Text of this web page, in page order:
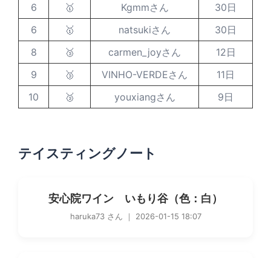
6
🥇 Kgmmさん
30日
6
🥇 natsukiさん
30日
8
🥉 carmen_joyさん
12日
9
🥉 VINHO-VERDEさん
11日
10
🥉 youxiangさん 9日
テイスティングノート
安心院ワイン いもり谷（色：白）
haruka73 さん ｜ 2026-01-15 18:07